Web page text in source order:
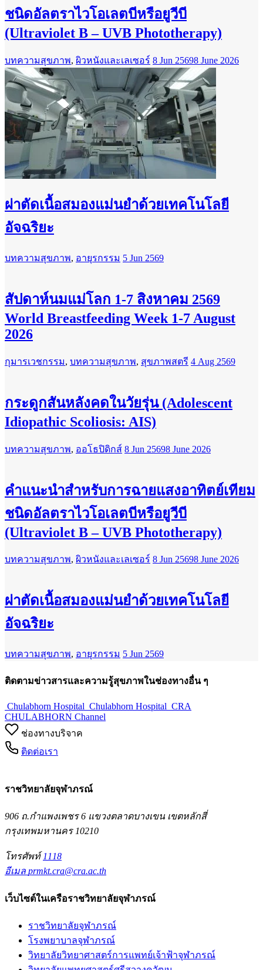
ชนิดอัลตราไวโอเลตบีหรือยูวีบี
(Ultraviolet B – UVB Phototherapy)
บทความสุขภาพ, ผิวหนังและเลเซอร์ 8 Jun 25698 June 2026
ผ่าตัดเนื้อสมองแม่นยำด้วยเทคโนโลยี
อัจฉริยะ
บทความสุขภาพ, อายุรกรรม 5 Jun 2569
สัปดาห์นมแม่โลก 1-7 สิงหาคม 2569
World Breastfeeding Week 1-7 August
2026
กุมารเวชกรรม, บทความสุขภาพ, สุขภาพสตรี 4 Aug 2569
กระดูกสันหลังคดในวัยรุ่น (Adolescent
Idiopathic Scoliosis: AIS)
บทความสุขภาพ, ออโธปิดิกส์ 8 Jun 25698 June 2026
คำแนะนำสำหรับการฉายแสงอาทิตย์เทียม
ชนิดอัลตราไวโอเลตบีหรือยูวีบี
(Ultraviolet B – UVB Phototherapy)
บทความสุขภาพ, ผิวหนังและเลเซอร์ 8 Jun 25698 June 2026
ผ่าตัดเนื้อสมองแม่นยำด้วยเทคโนโลยี
อัจฉริยะ
บทความสุขภาพ, อายุรกรรม 5 Jun 2569
ติดตามข่าวสารและความรู้สุขภาพในช่องทางอื่น ๆ
Chulabhorn Hospital Chulabhorn Hospital CRA
CHULABHORN Channel
ช่องทางบริจาค
ติดต่อเรา
ราชวิทยาลัยจุฬาภรณ์
906 ถ.กำแพงเพชร 6 แขวงตลาดบางเขน เขตหลักสี่
กรุงเทพมหานคร 10210
โทรศัพท์ 1118
อีเมล prmkt.cra@cra.ac.th
เว็บไซต์ในเครือราชวิทยาลัยจุฬาภรณ์
ราชวิทยาลัยจุฬาภรณ์
โรงพยาบาลจุฬาภรณ์
วิทยาลัยวิทยาศาสตร์การแพทย์เจ้าฟ้าจุฬาภรณ์